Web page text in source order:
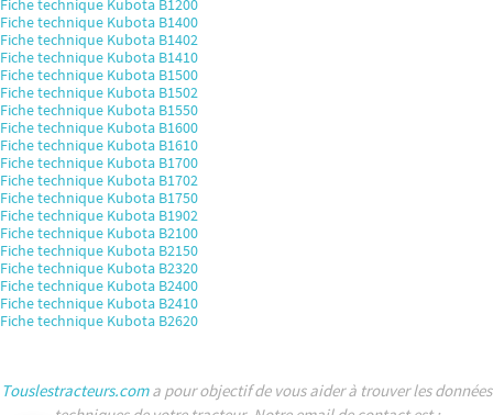
Fiche technique Kubota B1200
Fiche technique Kubota B1400
Fiche technique Kubota B1402
Fiche technique Kubota B1410
Fiche technique Kubota B1500
Fiche technique Kubota B1502
Fiche technique Kubota B1550
Fiche technique Kubota B1600
Fiche technique Kubota B1610
Fiche technique Kubota B1700
Fiche technique Kubota B1702
Fiche technique Kubota B1750
Fiche technique Kubota B1902
Fiche technique Kubota B2100
Fiche technique Kubota B2150
Fiche technique Kubota B2320
Fiche technique Kubota B2400
Fiche technique Kubota B2410
Fiche technique Kubota B2620
Touslestracteurs.coma pour objectif de vous aider à trouver les données